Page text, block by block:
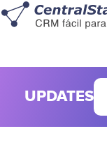
UPDATES